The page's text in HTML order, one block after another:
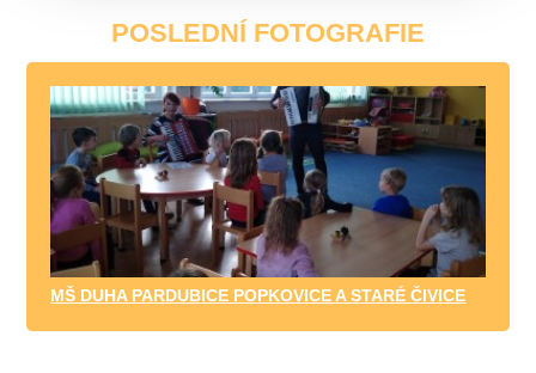
POSLEDNÍ FOTOGRAFIE
MŠ DUHA PARDUBICE POPKOVICE A STARÉ ČIVICE